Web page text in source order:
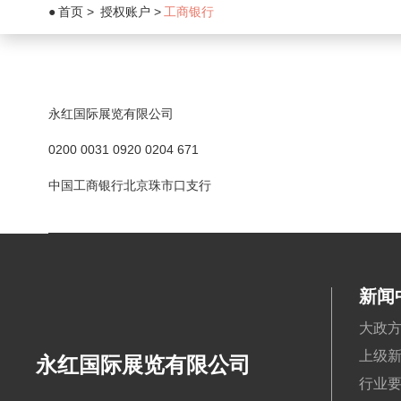
首页 授权账户 工商银行
永红国际展览有限公司
0200 0031 0920 0204 671
中国工商银行北京珠市口支行
永红国际展览有限公司
新闻
大政
上级
行业